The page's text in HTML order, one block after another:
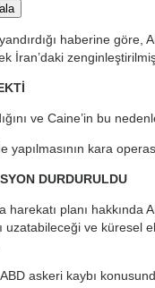
haberine
İran’daki
ve Caine’in bu
kara
DURDURULDU
planı hakkında
ve küresel
askeri kaybı